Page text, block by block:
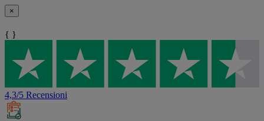
×
{ }
4,3/5 Recensioni